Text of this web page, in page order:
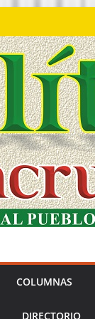
COLUMNAS
DIRECTORIO